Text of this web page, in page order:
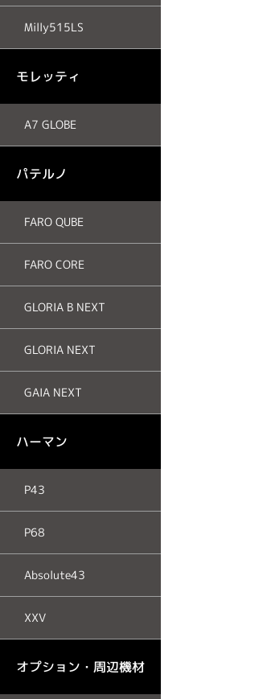
Milly515LS
モレッティ
A7 GLOBE
パテルノ
FARO QUBE
FARO CORE
GLORIA B NEXT
GLORIA NEXT
GAIA NEXT
ハーマン
P43
P68
Absolute43
XXV
オプション・周辺機材
フォール